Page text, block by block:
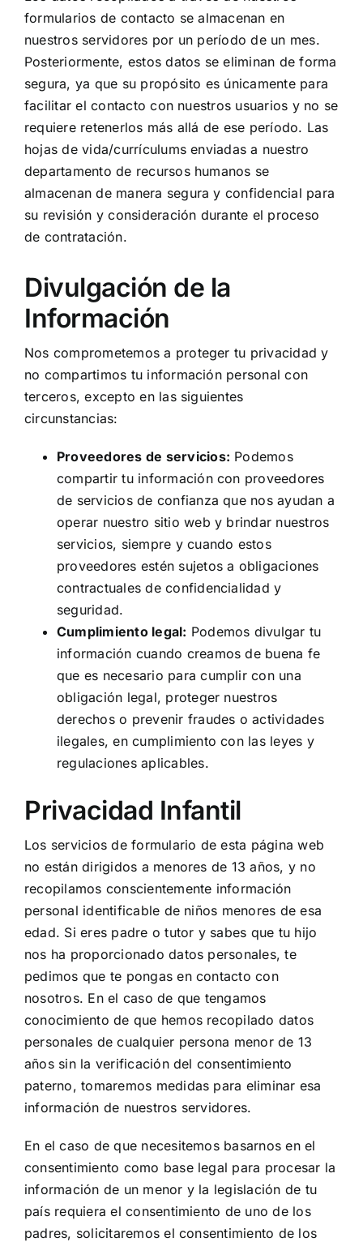
formularios de contacto se almacenan en
nuestros servidores por un período de un mes.
Posteriormente, estos datos se eliminan de forma
segura, ya que su propósito es únicamente para
facilitar el contacto con nuestros usuarios y no se
requiere retenerlos más allá de ese período. Las
hojas de vida/currículums enviadas a nuestro
departamento de recursos humanos se
almacenan de manera segura y confidencial para
su revisión y consideración durante el proceso
de contratación.
Divulgación de la
Información
Nos comprometemos a proteger tu privacidad y
no compartimos tu información personal con
terceros, excepto en las siguientes
circunstancias:
Proveedores de servicios: Podemos
compartir tu información con proveedores
de servicios de confianza que nos ayudan a
operar nuestro sitio web y brindar nuestros
servicios, siempre y cuando estos
proveedores estén sujetos a obligaciones
contractuales de confidencialidad y
seguridad.
Cumplimiento legal: Podemos divulgar tu
información cuando creamos de buena fe
que es necesario para cumplir con una
obligación legal, proteger nuestros
derechos o prevenir fraudes o actividades
ilegales, en cumplimiento con las leyes y
regulaciones aplicables.
Privacidad Infantil
Los servicios de formulario de esta página web
no están dirigidos a menores de 13 años, y no
recopilamos conscientemente información
personal identificable de niños menores de esa
edad. Si eres padre o tutor y sabes que tu hijo
nos ha proporcionado datos personales, te
pedimos que te pongas en contacto con
nosotros. En el caso de que tengamos
conocimiento de que hemos recopilado datos
personales de cualquier persona menor de 13
años sin la verificación del consentimiento
paterno, tomaremos medidas para eliminar esa
información de nuestros servidores.
En el caso de que necesitemos basarnos en el
consentimiento como base legal para procesar la
información de un menor y la legislación de tu
país requiera el consentimiento de uno de los
padres, solicitaremos el consentimiento de los